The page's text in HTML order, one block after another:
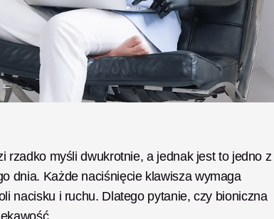
rzadko myśli dwukrotnie, a jednak jest to jedno z
dnia. Każde naciśnięcie klawisza wymaga
nacisku i ruchu. Dlatego pytanie, czy bioniczna